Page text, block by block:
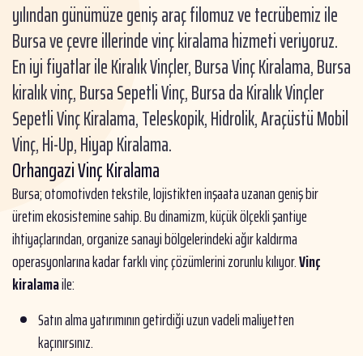
yılından günümüze geniş araç filomuz ve tecrübemiz ile
Bursa ve çevre illerinde vinç kiralama hizmeti veriyoruz.
En iyi fiyatlar ile Kiralık Vinçler, Bursa Vinç Kiralama, Bursa
kiralık vinç, Bursa Sepetli Vinç, Bursa da Kiralık Vinçler
Sepetli Vinç Kiralama, Teleskopik, Hidrolik, Araçüstü Mobil
Vinç, Hi-Up, Hiyap Kiralama.
Orhangazi Vinç Kiralama
Bursa; otomotivden tekstile, lojistikten inşaata uzanan geniş bir
üretim ekosistemine sahip. Bu dinamizm, küçük ölçekli şantiye
ihtiyaçlarından, organize sanayi bölgelerindeki ağır kaldırma
operasyonlarına kadar farklı vinç çözümlerini zorunlu kılıyor.Vinç
kiralamaile:
Satın alma yatırımının getirdiği uzun vadeli maliyetten
kaçınırsınız.